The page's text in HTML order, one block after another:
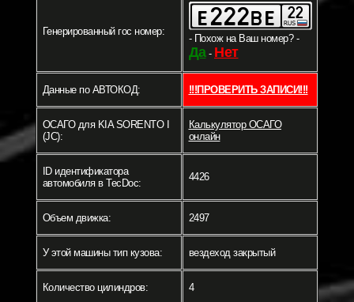
Генерированный гос номер:
- Похож на Ваш номер? -
Да- Нет
Данные по АВТОКОД: !!!ПРОВЕРИТЬ ЗАПИСИ!!!
ОСАГО для KIA SORENTO I
(JC):
Калькулятор ОСАГО
онлайн
ID идентификатора
автомобиля в TecDoc:
4426
Объем движка: 2497
У этой машины тип кузова: вездеход закрытый
Количество цилиндров: 4